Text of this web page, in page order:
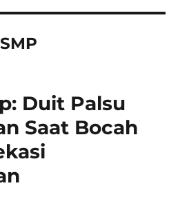
Duit Palsu
Saat Bocah